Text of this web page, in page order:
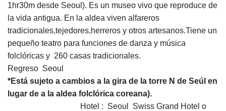
1hr30m desde Seoul). Es un museo vivo que reproduce de
la vida antigua. En la aldea viven alfareros
tradicionales,tejedores,herreros y otros artesanos.Tiene un
pequeño teatro para funciones de danza y música
folclóricas y 260 casas tradicionales.
Regreso Seoul
*Está sujeto a cambios a la gira de la torre N de Seúl en
lugar de a la aldea folclórica coreana).
Hotel : Seoul Swiss Grand Hotel o